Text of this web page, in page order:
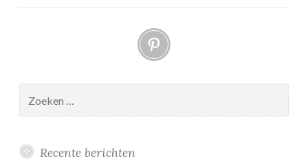
Pinterest
naar:
Recente berichten